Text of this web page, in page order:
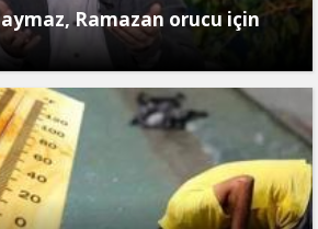
Ramazan orucu için